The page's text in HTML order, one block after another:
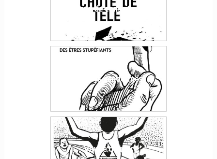
Zone de conscience
Vive les gendarmes
Vive le dernier